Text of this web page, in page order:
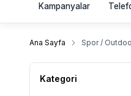
Kampanyalar
Ana Sayfa Spor /
Kategori